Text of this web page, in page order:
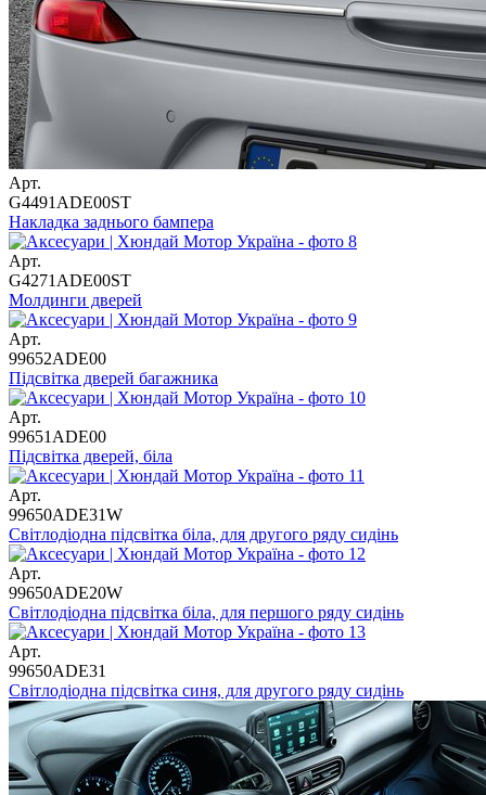
Арт.
G4491ADE00ST
Накладка заднього бампера
Арт.
G4271ADE00ST
Молдинги дверей
Арт.
99652ADE00
Підсвітка дверей багажника
Арт.
99651ADE00
Підсвітка дверей, біла
Арт.
99650ADE31W
Світлодіодна підсвітка біла, для другого ряду сидінь
Арт.
99650ADE20W
Світлодіодна підсвітка біла, для першого ряду сидінь
Арт.
99650ADE31
Світлодіодна підсвітка синя, для другого ряду сидінь